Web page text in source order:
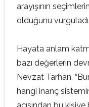
arayışının
olduğunu vurguladı.
Hayata anlam
bazı değerlerin
Nevzat Tarhan,
hangi inanç
açısından bu kişiye